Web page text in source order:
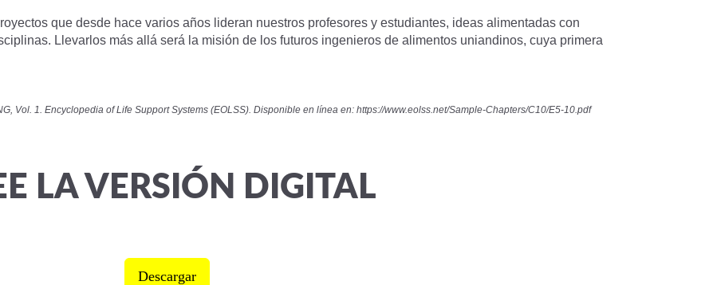
que desde hace varios años lideran nuestros profesores y estudiantes, ideas alimentadas con
Llevarlos más allá será la misión de los futuros ingenieros de alimentos uniandinos, cuya primera
Vol. 1. Encyclopedia of Life Support Systems (EOLSS). Disponible en línea en: https://www.eolss.net/Sample-Chapters/C10/E5-10.pdf
LA VERSIÓN DIGITAL
Descargar